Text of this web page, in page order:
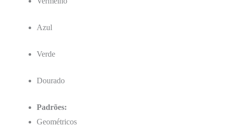
Azul
Verde
Dourado
Padrões:
Geométricos